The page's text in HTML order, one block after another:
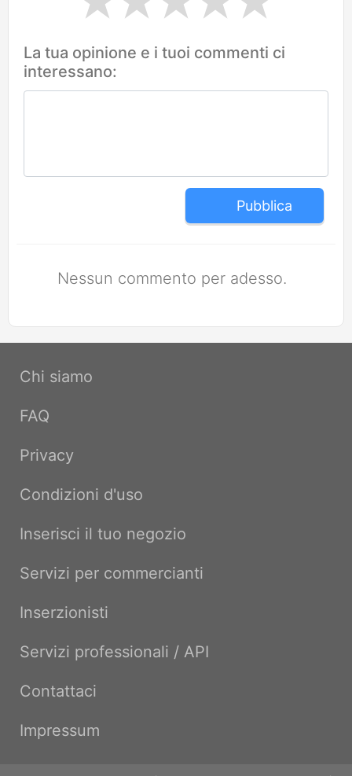
La tua opinione e i tuoi commenti ci
interessano:
Pubblica
Nessun commento per adesso.
Chi siamo
FAQ
Privacy
Condizioni d'uso
Inserisci il tuo negozio
Servizi per commercianti
Inserzionisti
Servizi professionali / API
Contattaci
Impressum